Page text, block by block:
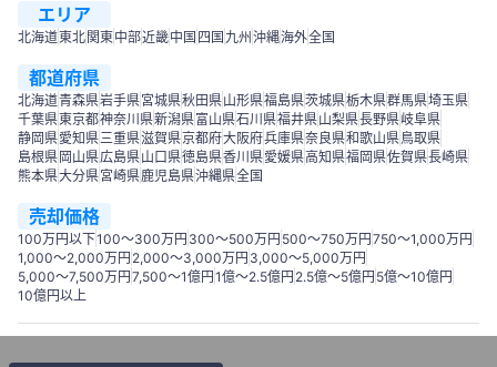
エリア
北海道東北 関東中部近畿中国 四国 九州 沖縄海外全国
都道府県
北海道青森県岩手県宮城県秋田県山形県福島県茨城県栃木県群馬県埼玉県
千葉県東京都神奈川県新潟県富山県石川県福井県山梨県長野県岐阜県
静岡県愛知県三重県滋賀県京都府大阪府兵庫県奈良県和歌山県鳥取県
島根県 岡山県広島県山口県徳島県香川県愛媛県高知県福岡県佐賀県長崎県
熊本県大分県宮崎県鹿児島県沖縄県全国
売却価格
100万円以下100〜300万円 300〜500万円 500～750万円 750〜1,000万円
1,000～2,000万円 2,000～3,000万円 3,000～5,000万円
5,000～7,500万円 7,500～1億円 1億～2.5億円 2.5億～5億円 5億～10億円
10億円以上